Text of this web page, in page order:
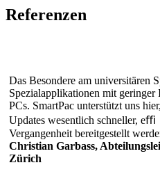
Referenzen
Das Besondere am universitären
Spezialapplikationen mit
PCs. SmartPac unterstützt uns
Updates wesentlich schneller,
Vergangenheit bereitgestellt
Christian Garbass,
Zürich